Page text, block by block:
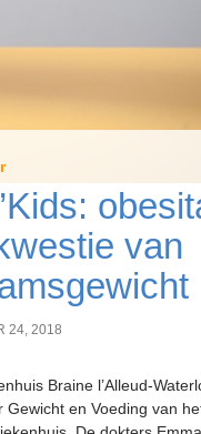
van
24, 2018
Braine l’Alleud-
Gewicht en Voeding van